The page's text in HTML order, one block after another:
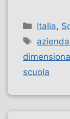
Italia,
Tag
scuola